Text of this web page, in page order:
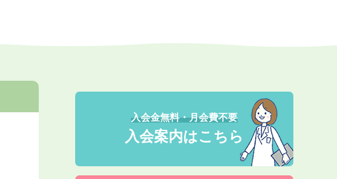
入会金無料・月会費不要
入会案内はこちら